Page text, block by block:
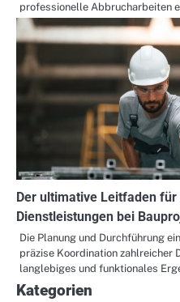
professionelle Abbrucharbeiten
Der ultimative Leitfaden
Dienstleistungen bei
Die Planung und Durchführung
präzise Koordination zahlreicher
langlebiges und funktionales
Kategorien